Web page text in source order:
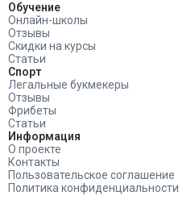
Обучение
Онлайн-школы
Отзывы
Скидки на курсы
Статьи
Спорт
Легальные букмекеры
Отзывы
Фрибеты
Статьи
Информация
О проекте
Контакты
Пользовательское соглашение
Политика конфиденциальности